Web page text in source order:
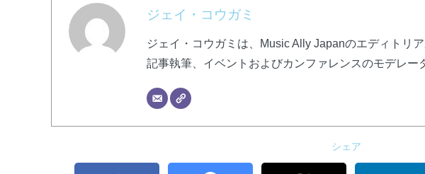
ジェイ・コウガミ
ジェイ・コウガミは、Music Ally Japanのエディトリ
記事執筆、イベントおよびカンファレンスのモデレー
シェア